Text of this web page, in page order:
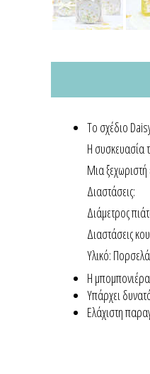
Το σχέδιο
Η συσκευασία
Μια
Διαστάσεις:
Διάμετρος
Διαστάσεις
Υλικό:
Η
Yπάρχει
Ελάχιστη